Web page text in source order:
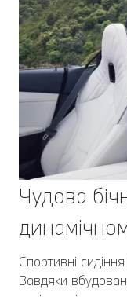
Чудова
Спортивні
Завдяки